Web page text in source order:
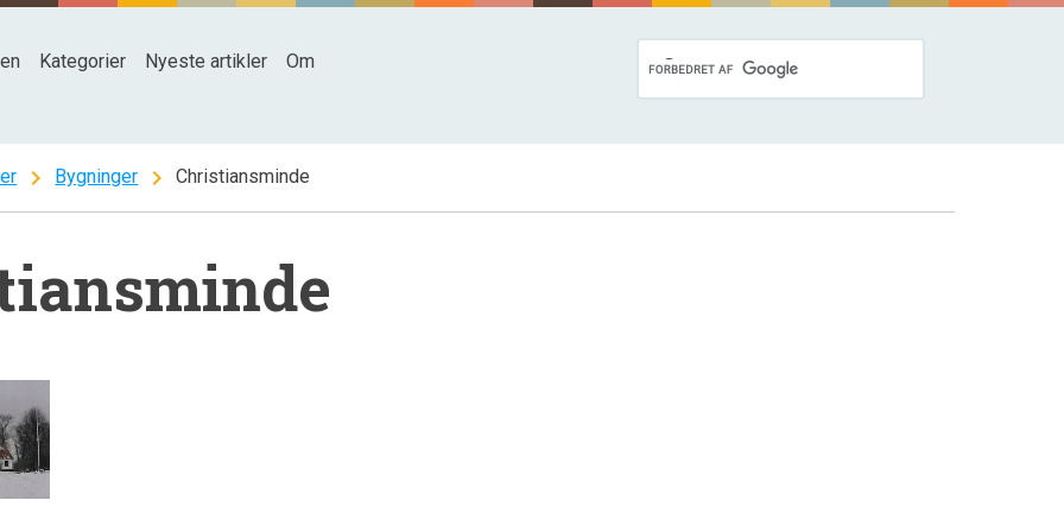
Kategorier Nyeste artikler Om
chevron_right Bygninger chevron_right Christiansminde